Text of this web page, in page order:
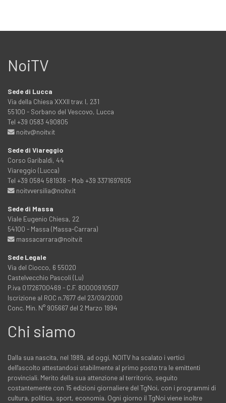
NoiTV
Sede di Lucca
Via della Chiesa XXXII trav. I, 231
55100 - Sorbano del Vescovo, Lucca
Tel +39 0583 490805
noitv@noitv.it
Sede di Viareggio
Corso Garibaldi, 44
Viareggio (Lucca)
Tel +39 0584 581938 - Mob +39 3371697605
noitvversilia@noitv.it
Sede di Massa
Viale Eugenio Chiesa, 22
54100 - Massa (Massa-Carrara)
massacarrara@noitv.it
Sede Legale
Via del Ciocco, 6 55020
Castelvecchio Pascoli (Lu)
P.iva 01726700469 - C.F. 80000910507
Iscrizione al ROC n.7677 del 23/09/2000
Conc. Min. N° 905667 del 2 Marzo 1994
Chi siamo
Dalla sua nascita, nel 1989, ad oggi, NOITV ha scalato i vertici
dell'ascolto attestandosi stabilmente al primo posto tra le emittenti
provinciali. Merito della sua attenzione al territorio, seguito
costantemente con 15 edizioni giornaliere del TgNoi, con i programmi di
cultura, politica, sport, economia. Ogni giorno il TgNoi viene inoltre